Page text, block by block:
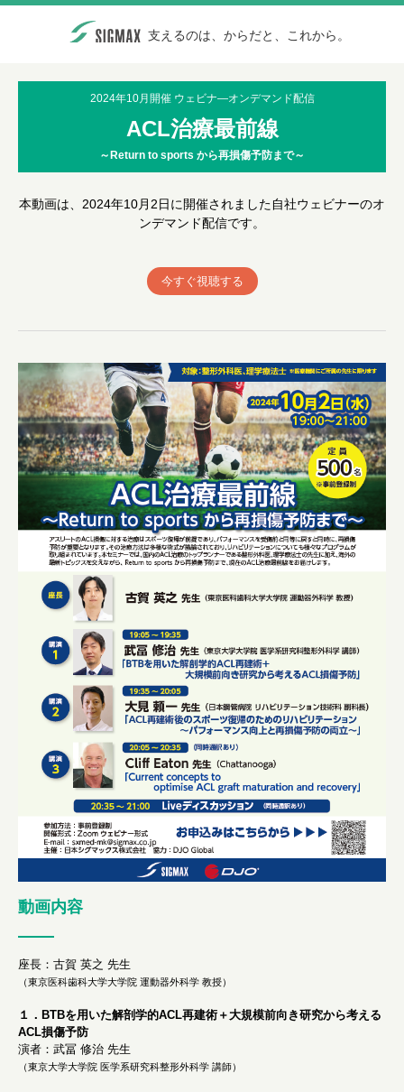
支えるのは、からだと、これから。
2024年10月開催 ウェビナ―オンデマンド配信
ACL治療最前線
～Return to sports から再損傷予防まで～
本動画は、2024年10月2日に開催されました自社ウェビナーのオ
ンデマンド配信です。
今すぐ視聴する
動画内容
座長：古賀 英之 先生
（東京医科歯科大学大学院 運動器外科学 教授）
１．BTBを用いた解剖学的ACL再建術＋大規模前向き研究から考える
ACL損傷予防
演者：武冨 修治 先生
（東京大学大学院 医学系研究科整形外科学 講師）